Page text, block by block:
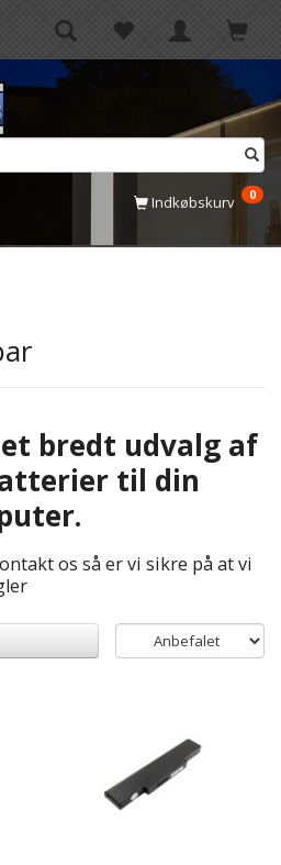
Indkøbskurv 0
bredt udvalg af
til din
os så er vi sikre på at vi